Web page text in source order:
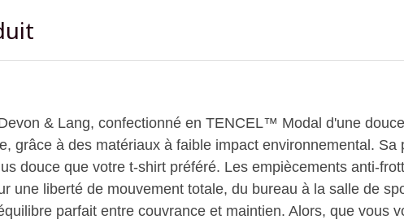
& Lang, confectionné en TENCEL™ Modal d'une
grâce à des matériaux à faible impact environnemental.
douce que votre t-shirt préféré. Les empiècements anti-
une liberté de mouvement totale, du bureau à la salle de
parfait entre couvrance et maintien. Alors, que vous